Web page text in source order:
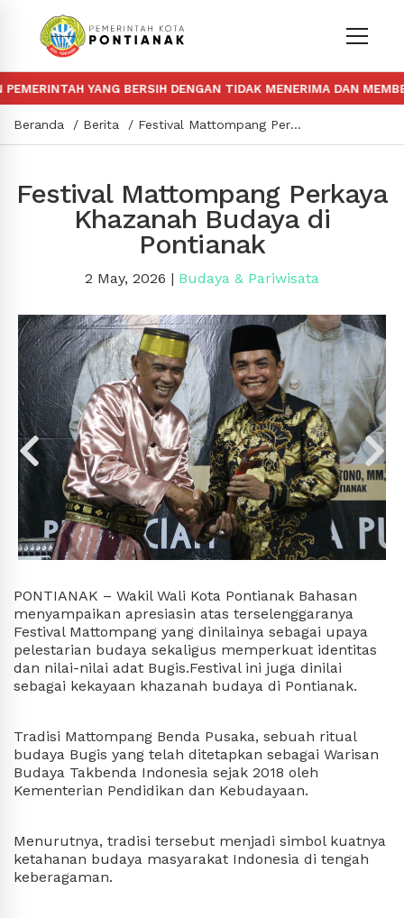
YANG BERSIH DENGAN TIDAK MENERIMA DAN
Beranda Berita Festival Mattompang Perkaya Khazanah Budaya di Pontianak
Festival Mattompang Perkaya
Khazanah Budaya di
Pontianak
2 May, 2026 | Budaya & Pariwisata
PONTIANAK – Wakil Wali Kota Pontianak Bahasan
menyampaikan apresiasin atas terselenggaranya
Festival Mattompang yang dinilainya sebagai upaya
pelestarian budaya sekaligus memperkuat identitas
dan nilai-nilai adat Bugis.Festival ini juga dinilai
sebagai kekayaan khazanah budaya di Pontianak.
Tradisi Mattompang Benda Pusaka, sebuah ritual
budaya Bugis yang telah ditetapkan sebagai Warisan
Budaya Takbenda Indonesia sejak 2018 oleh
Kementerian Pendidikan dan Kebudayaan.
Menurutnya, tradisi tersebut menjadi simbol kuatnya
ketahanan budaya masyarakat Indonesia di tengah
keberagaman.